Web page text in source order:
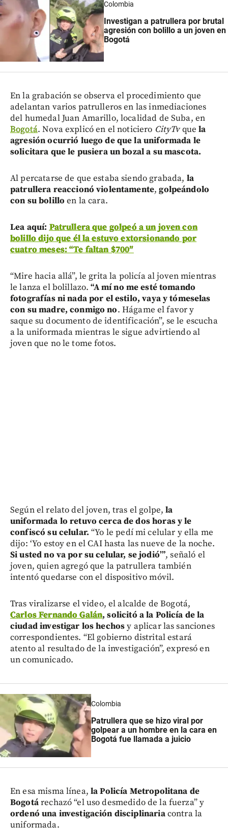
Colombia
Investigan a patrullera por brutal
agresión con bolillo a un joven en
Bogotá
En la grabación se observa el procedimiento que
adelantan varios patrulleros en las inmediaciones
del humedal Juan Amarillo, localidad de Suba, en
Bogotá. Nova explicó en el noticiero CityTvque la
agresión ocurrió luego de que la uniformada le
solicitara que le pusiera un bozal a su mascota.
Al percatarse de que estaba siendo grabada, la
patrullera reaccionó violentamente,golpeándolo
con su bolillo en la cara.
Lea aquí: Patrullera que golpeó a un joven con
bolillo dijo que él la estuvo extorsionando por
cuatro meses: “Te faltan $700″
“Mire hacia allá”, le grita la policía al joven mientras
le lanza el bolillazo.“A mí no me esté tomando
fotografías ni nada por el estilo, vaya y tómeselas
con su madre, conmigo no. Hágame el favor y
saque su documento de identificación”, se le escucha
a la uniformada mientras le sigue advirtiendo al
joven que no le tome fotos.
Según el relato del joven, tras el golpe, la
uniformada lo retuvo cerca de dos horas y le
confiscó su celular.“Yo le pedí mi celular y ella me
dijo: ‘Yo estoy en el CAI hasta las nueve de la noche.
Si usted no va por su celular, se jodió’”, señaló el
joven, quien agregó que la patrullera también
intentó quedarse con el dispositivo móvil.
Tras viralizarse el video, el alcalde de Bogotá,
Carlos Fernando Galán, solicitó a la Policía de la
ciudad investigar los hechosy aplicar las sanciones
correspondientes. “El gobierno distrital estará
atento al resultado de la investigación”, expresó en
un comunicado.
Colombia
Patrullera que se hizo viral por
golpear a un hombre en la cara en
Bogotá fue llamada a juicio
En esa misma línea, la Policía Metropolitana de
Bogotárechazó “el uso desmedido de la fuerza” y
ordenó una investigación disciplinariacontra la
uniformada.